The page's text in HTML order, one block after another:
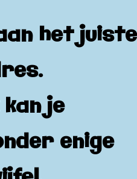
het juiste
kan je
enige